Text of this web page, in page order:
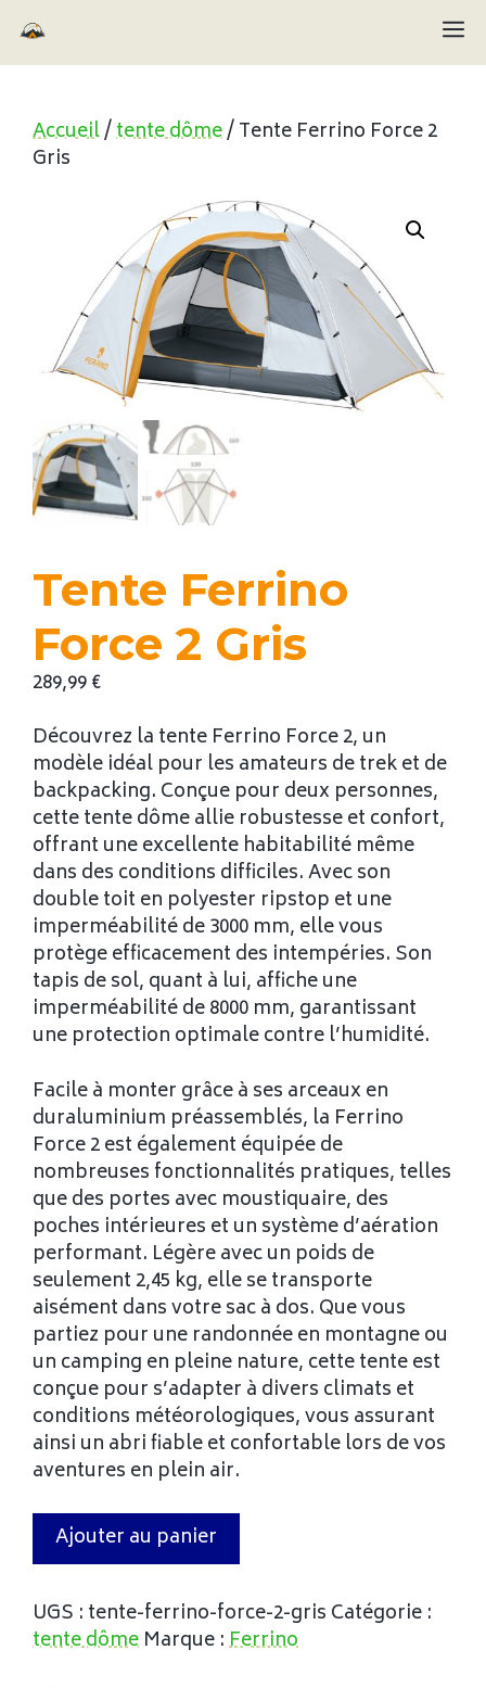
au
contenu
Accueil/tente dôme/ Tente Ferrino Force 2
Gris
Tente Ferrino
Force 2 Gris
289,99€
Découvrez la tente Ferrino Force 2, un
modèle idéal pour les amateurs de trek et de
backpacking. Conçue pour deux personnes,
cette tente dôme allie robustesse et confort,
offrant une excellente habitabilité même
dans des conditions difficiles. Avec son
double toit en polyester ripstop et une
imperméabilité de 3000 mm, elle vous
protège efficacement des intempéries. Son
tapis de sol, quant à lui, affiche une
imperméabilité de 8000 mm, garantissant
une protection optimale contre l’humidité.
Facile à monter grâce à ses arceaux en
duraluminium préassemblés, la Ferrino
Force 2 est également équipée de
nombreuses fonctionnalités pratiques, telles
que des portes avec moustiquaire, des
poches intérieures et un système d’aération
performant. Légère avec un poids de
seulement 2,45 kg, elle se transporte
aisément dans votre sac à dos. Que vous
partiez pour une randonnée en montagne ou
un camping en pleine nature, cette tente est
conçue pour s’adapter à divers climats et
conditions météorologiques, vous assurant
ainsi un abri fiable et confortable lors de vos
aventures en plein air.
Ajouter au panier
UGS : tente-ferrino-force-2-gris Catégorie :
tente dôme Marque :Ferrino